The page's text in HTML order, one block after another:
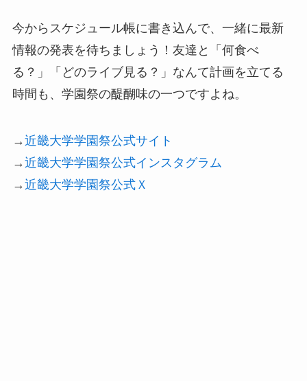
今からスケジュール帳に書き込んで、一緒に最新
情報の発表を待ちましょう！友達と「何食べ
る？」「どのライブ見る？」なんて計画を立てる
時間も、学園祭の醍醐味の一つですよね。
→近畿大学学園祭公式サイト
→近畿大学学園祭公式インスタグラム
→近畿大学学園祭公式Ｘ